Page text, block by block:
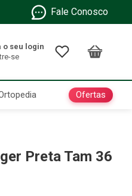
Fale Conosco
Ofertas
Preta Tam 36